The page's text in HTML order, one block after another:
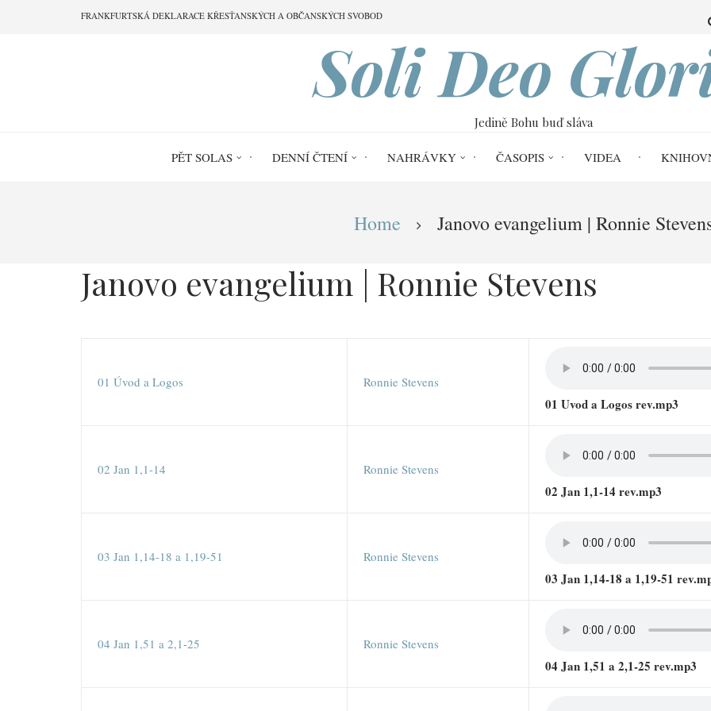
FRANKFURTSKÁ DEKLARACE KŘESŤANSKÝCH A OBČANSKÝCH SVOBOD
Soli Deo
Jedině Bohu buď sláva
PĚT SOLAS DENNÍ ČTENÍ NAHRÁVKY ČASOPIS VIDEA
Home Janovo evangelium | Ronnie
Janovo evangelium | Ronnie Stevens
01 Úvod a Logos Ronnie Stevens
01 Uvod a Logos rev.mp3
02 Jan 1,1-14 Ronnie Stevens
02 Jan 1,1-14 rev.mp3
03 Jan 1,14-18 a 1,19-51 Ronnie Stevens
03 Jan 1,14-18 a 1,19-51
04 Jan 1,51 a 2,1-25 Ronnie Stevens
04 Jan 1,51 a 2,1-25 rev.mp3